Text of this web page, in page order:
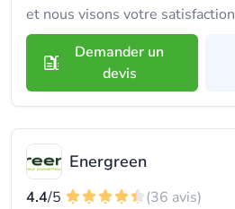
et nous visons votre
Demander un
devis
Energreen
4.4/5
(36 avis)